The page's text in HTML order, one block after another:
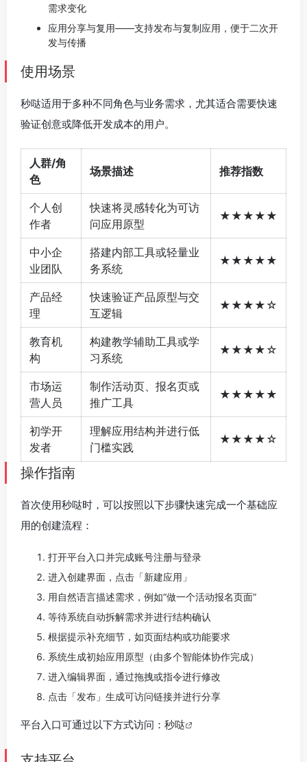
需求变化
应用分享与复用——支持发布与复制应用，便于二次开
发与传播
使用场景
秒哒适用于多种不同角色与业务需求，尤其适合需要快速
验证创意或降低开发成本的用户。
人群/角
色
场景描述 推荐指数
个人创
作者
快速将灵感转化为可访
问应用原型
★★★★★
中小企
业团队
搭建内部工具或轻量业
务系统
★★★★★
产品经
理
快速验证产品原型与交
互逻辑
★★★★☆
教育机
构
构建教学辅助工具或学
习系统
★★★★☆
市场运
营人员
制作活动页、报名页或
推广工具
★★★★★
初学开
发者
理解应用结构并进行低
门槛实践
★★★★☆
操作指南
首次使用秒哒时，可以按照以下步骤快速完成一个基础应
用的创建流程：
打开平台入口并完成账号注册与登录
进入创建界面，点击「新建应用」
用自然语言描述需求，例如“做一个活动报名页面”
等待系统自动拆解需求并进行结构确认
根据提示补充细节，如页面结构或功能要求
系统生成初始应用原型（由多个智能体协作完成）
进入编辑界面，通过拖拽或指令进行修改
点击「发布」生成可访问链接并进行分享
平台入口可通过以下方式访问： 秒哒